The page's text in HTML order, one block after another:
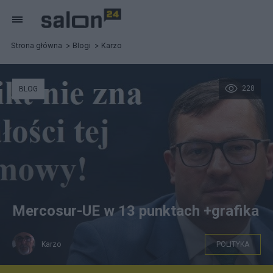
Strona główna Blogi Karzo
228
BLOG
Mercosur-UE w 13 punktach +grafika
Karzo POLITYKA